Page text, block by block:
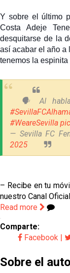
Y sobre el último
Costa Adeje
desquitarse de la
así acabar el año a
tenemos la
🗣️ Al habla
#WeareSevilla
— Sevilla FC
2025
– Recibe en tu
nuestro Canal
Read more
Comparte:
Facebook
Sobre el